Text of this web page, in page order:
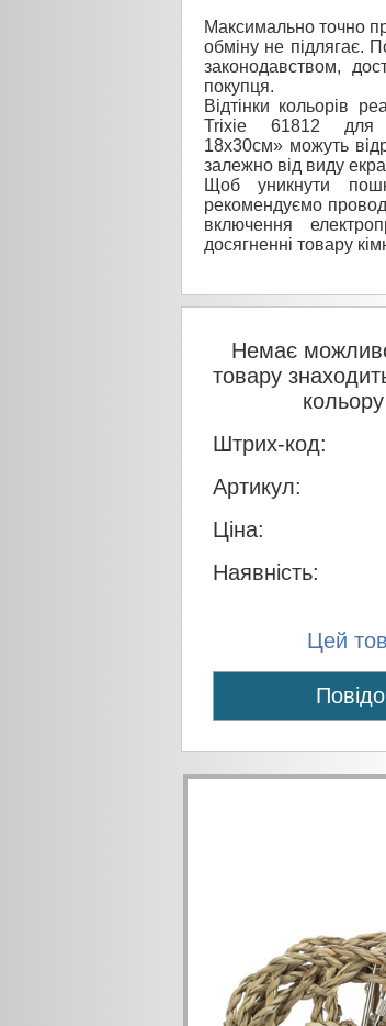
Максимально точно
обміну не підлягає.
законодавством,
покупця.
Відтінки кольорів
Trixie 61812 для
18х30см» можуть
залежно від виду
Щоб уникнути
рекомендуємо
включення
досягненні товару
Немає
товару
Штрих-код:
Артикул:
Ціна:
Наявність:
Цей